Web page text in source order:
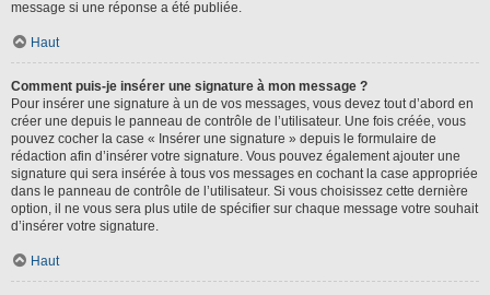
message si une réponse a été publiée.
Haut
Comment puis-je insérer une signature à mon message ?
Pour insérer une signature à un de vos messages, vous devez tout d’abord en
créer une depuis le panneau de contrôle de l’utilisateur. Une fois créée, vous
pouvez cocher la case « Insérer une signature » depuis le formulaire de
rédaction afin d’insérer votre signature. Vous pouvez également ajouter une
signature qui sera insérée à tous vos messages en cochant la case appropriée
dans le panneau de contrôle de l’utilisateur. Si vous choisissez cette dernière
option, il ne vous sera plus utile de spécifier sur chaque message votre souhait
d’insérer votre signature.
Haut